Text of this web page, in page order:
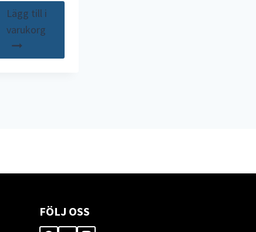
Lägg till i
varukorg
FÖLJ OSS